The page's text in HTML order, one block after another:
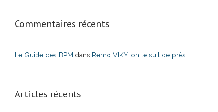
Commentaires récents
Le Guide des BPM dans Remo VIKY, on le suit de près
Articles récents